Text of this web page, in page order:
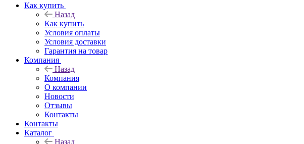
Как купить
Назад
Как купить
Условия оплаты
Условия доставки
Гарантия на товар
Компания
Назад
Компания
О компании
Новости
Отзывы
Контакты
Контакты
Каталог
Назад